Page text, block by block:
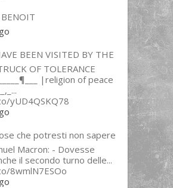
BEEN VISITED BY THE
OF TOLERANCE
|religion of peace
yUD4QSKQ78
che potresti non sapere
Macron: - Dovesse
il secondo turno delle...
8wmlN7ESOo